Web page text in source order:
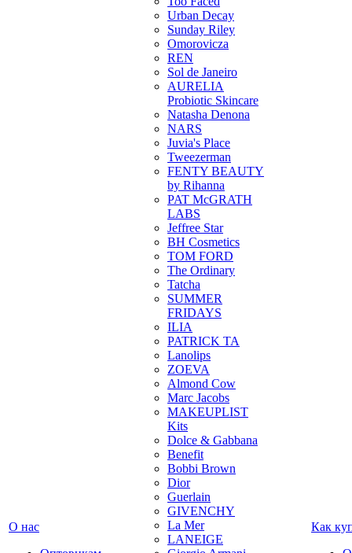
О нас
Urban Decay
Sunday Riley
Omorovicza
REN
Sol de Janeiro
AURELIA
Probiotic Skincare
Natasha Denona
NARS
Juvia's Place
Tweezerman
FENTY BEAUTY
by Rihanna
PAT McGRATH
LABS
Jeffree Star
BH Cosmetics
TOM FORD
The Ordinary
Tatcha
SUMMER
FRIDAYS
ILIA
PATRICK TA
Lanolips
ZOEVA
Almond Cow
Marc Jacobs
MAKEUPLIST
Kits
Dolce & Gabbana
Benefit
Bobbi Brown
Dior
Guerlain
GIVENCHY
La Mer
LANEIGE
Как